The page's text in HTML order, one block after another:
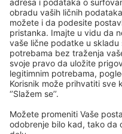
Pokušajte još jednom kad
Copyright © eSky.rs. Sva prava